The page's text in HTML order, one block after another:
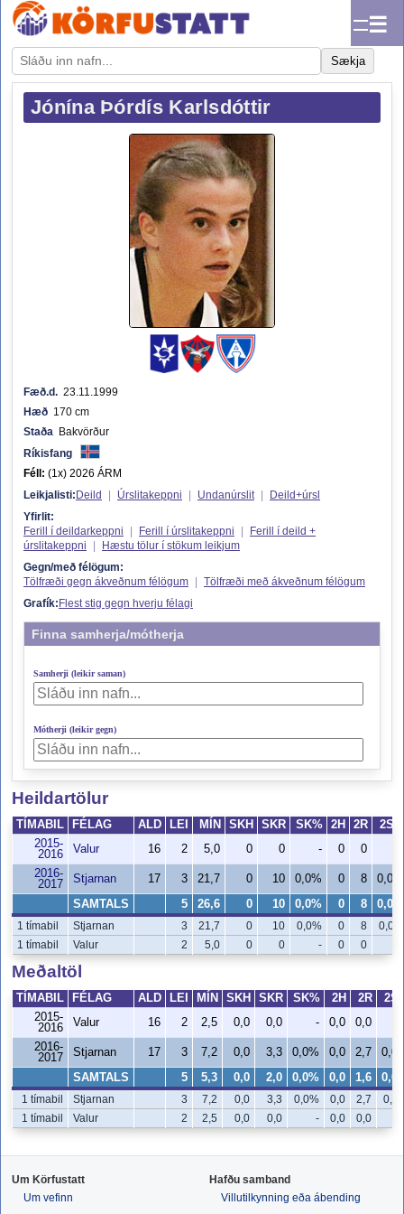
☰
Sækja
Jónína Þórdís Karlsdóttir
Fæð.d. 23.11.1999
Hæð 170 cm
Staða Bakvörður
Ríkisfang
Féll: (1x) 2026 ÁRM
Leikjalisti: Deild Úrslitakeppni Undanúrslit
Deild+úrsl
Yfirlit:
Ferill í deildarkeppni
Ferill í úrslitakeppni
Ferill í deild +
úrslitakeppni
Hæstu tölur í stökum leikjum
Gegn/með félögum:
Tölfræði gegn ákveðnum félögum
Tölfræði með ákveðnum félögum
Grafík: Flest stig gegn hverju félagi
Finna samherja/mótherja
Samherji (leikir saman)
Mótherji (leikir gegn)
Heildartölur
TÍMABIL FÉLAG ALD LEI MÍN SKH SKR SK% 2H 2R
2S%
2015-
2016
Valur 16 2 5,0 0 0 - 0 0
2016-
2017
Stjarnan 17 3 21,7 0 10 0,0% 0 8 0,0%
SAMTALS 5 26,6 0 10 0,0% 0 8 0,0%
1 tímabil Stjarnan 3 21,7 0 10 0,0% 0 8
0,0%
1 tímabil
Valur 2 5,0 0 0 - 0 0
Meðaltöl
TÍMABIL FÉLAG ALD LEI MÍN SKH SKR SK% 2H 2R
2015-
2016
Valur 16 2 2,5 0,0 0,0 - 0,0
0,0
2016-
2017
Stjarnan 17 3 7,2 0,0 3,3 0,0% 0,0 2,7
SAMTALS 5 5,3 0,0 2,0 0,0% 0,0 1,6
1 tímabil Stjarnan 3 7,2 0,0 3,3 0,0% 0,0 2,7
1 tímabil
Valur 2 2,5 0,0 0,0 - 0,0 0,0
Um Körfustatt
Um vefinn
Hafðu samband
Villutilkynning eða ábending